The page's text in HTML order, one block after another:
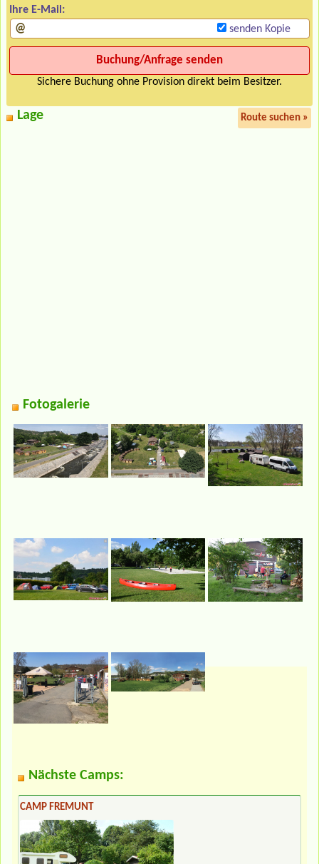
Ihre E-Mail:
senden Kopie
Sichere Buchung ohne Provision direkt beim Besitzer.
Lage Route suchen »
Fotogalerie
Nächste Camps:
CAMP FREMUNT